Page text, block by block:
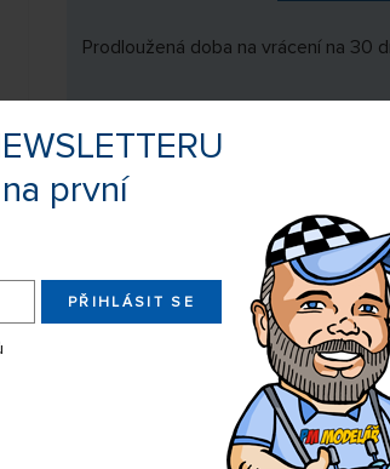
první
PŘIHLÁSIT SE
Prodloužená doba na vrácení na 30
Výrobce:
8GR4091
EAN: 8595241343792
Sdílejte produkt na:
Nevíte si rady s výběrem? Nejsou Vám
my Vás s odpovědí kontaktujeme.